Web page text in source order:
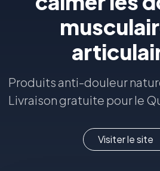
Produits anti-douleur
Livraison gratuite pour le
Visiter le site